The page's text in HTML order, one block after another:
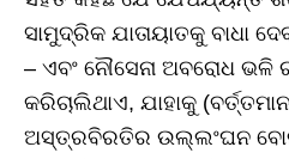
ସାମୁଦ୍ରିକ ଯାତାୟାତକୁ ବାଧା
– ଏବଂ ନୌସେନା ଅବରୋଧ ଭଳି
କରିଚାଲିଥାଏ, ଯାହାକୁ
ଅସ୍ତ୍ରବିରତିର ଉଲ୍ଲଂଘନ ବୋଲି